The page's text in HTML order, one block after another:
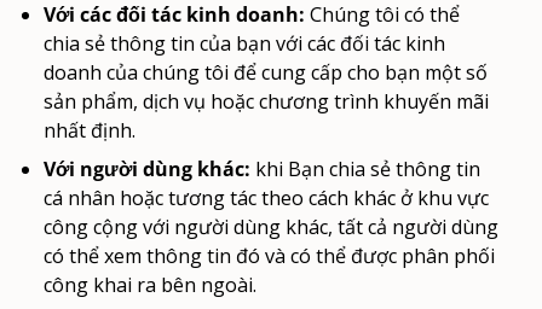
Với các đối tác kinh doanh: Chúng tôi có thể
chia sẻ thông tin của bạn với các đối tác kinh
doanh của chúng tôi để cung cấp cho bạn một số
sản phẩm, dịch vụ hoặc chương trình khuyến mãi
nhất định.
Với người dùng khác: khi Bạn chia sẻ thông tin
cá nhân hoặc tương tác theo cách khác ở khu vực
công cộng với người dùng khác, tất cả người dùng
có thể xem thông tin đó và có thể được phân phối
công khai ra bên ngoài.